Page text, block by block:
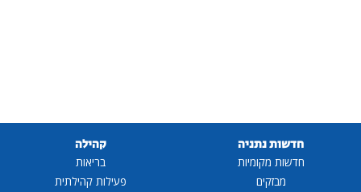
חדשות נתניה
חדשות מקומיות
מבזקים
קהילה
בריאות
פעילות קהילתית